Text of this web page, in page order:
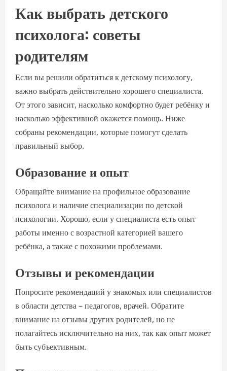
Как выбрать детского
психолога: советы
родителям
Если вы решили обратиться к детскому психологу,
важно выбрать действительно хорошего специалиста.
От этого зависит, насколько комфортно будет ребёнку и
насколько эффективной окажется помощь. Ниже
собраны рекомендации, которые помогут сделать
правильный выбор.
Образование и опыт
Обращайте внимание на профильное образование
психолога и наличие специализации по детской
психологии. Хорошо, если у специалиста есть опыт
работы именно с возрастной категорией вашего
ребёнка, а также с похожими проблемами.
Отзывы и рекомендации
Попросите рекомендаций у знакомых или специалистов
в области детства – педагогов, врачей. Обратите
внимание на отзывы других родителей, но не
полагайтесь исключительно на них, так как опыт может
быть субъективным.